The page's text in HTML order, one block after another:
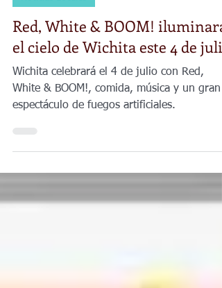
23 jun
2 min de lectura
Noticias Locales
Red, White & BOOM! iluminará
el cielo de Wichita este 4 de julio
Wichita celebrará el 4 de julio con Red,